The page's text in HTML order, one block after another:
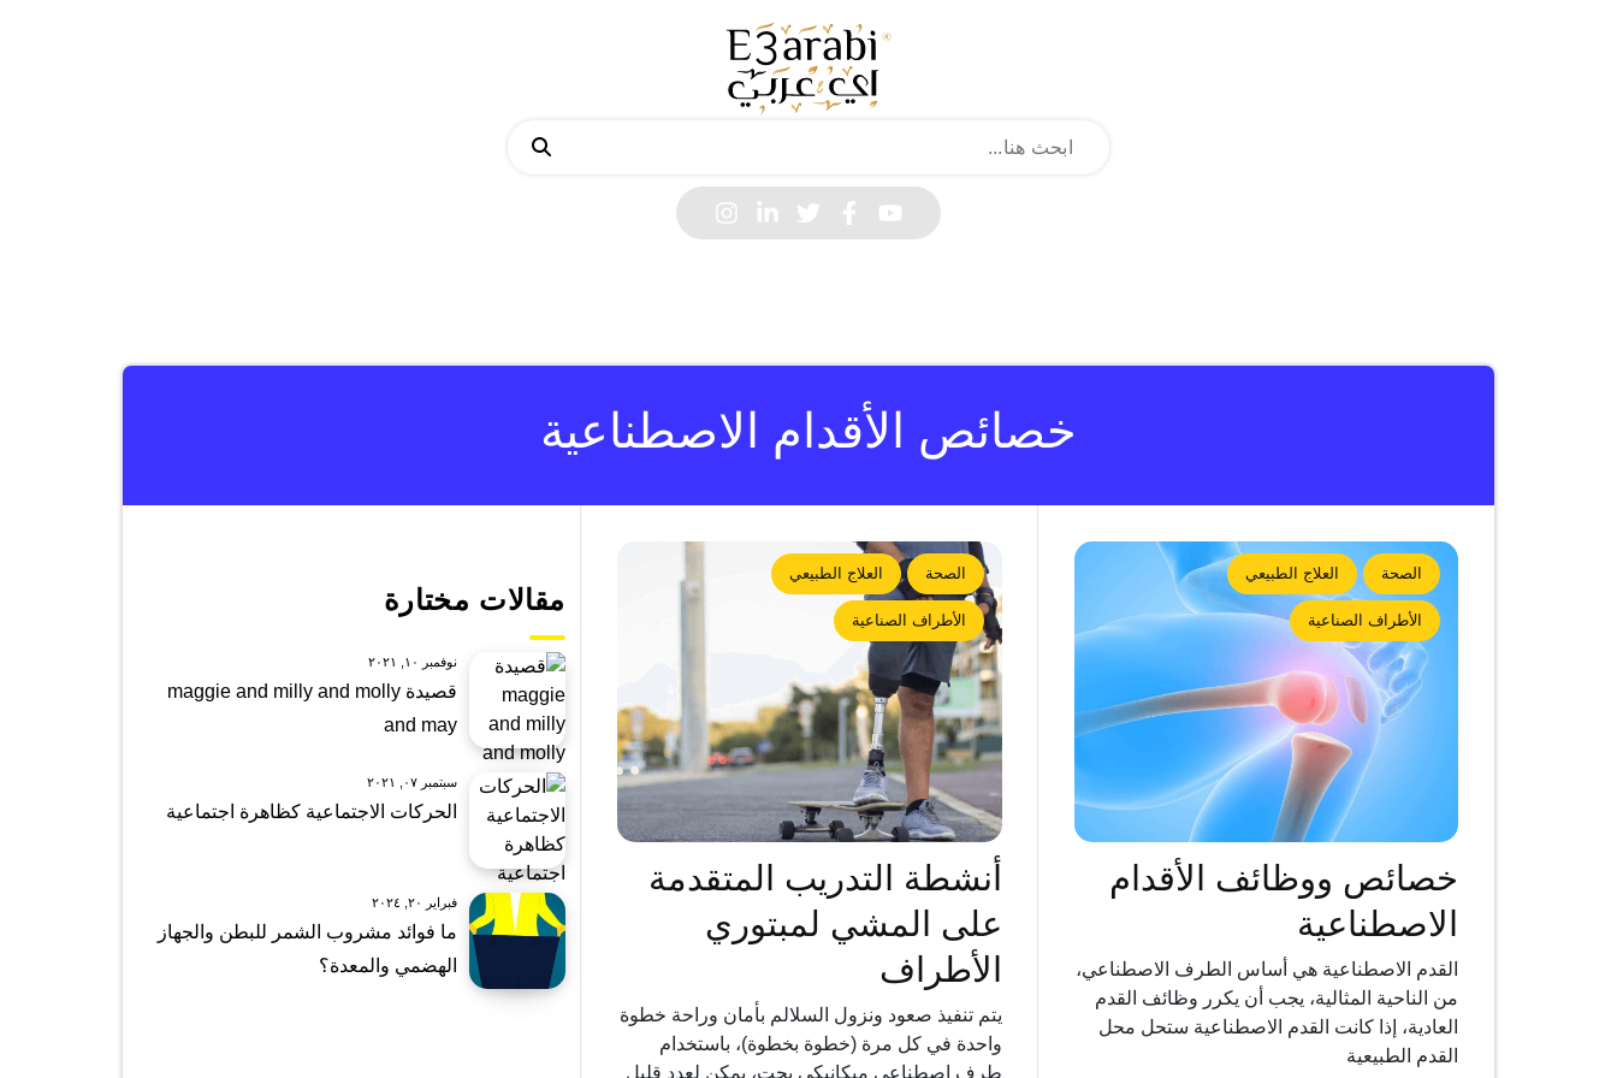
خصائص الأقدام الاصطناعية
الصحة العلاج الطبيعي
الأطراف الصناعية
خصائص ووظائف الأقدام
الاصطناعية
القدم الاصطناعية هي أساس الطرف الاصطناعي،
من الناحية المثالية، يجب أن يكرر وظائف القدم
العادية، إذا كانت القدم الاصطناعية ستحل محل
القدم الطبيعية
الصحة العلاج الطبيعي
الأطراف الصناعية
أنشطة التدريب المتقدمة
على المشي لمبتوري
الأطراف
يتم تنفيذ صعود ونزول السلالم بأمان وراحة خطوة
واحدة في كل مرة (خطوة بخطوة)، باستخدام
طرف اصطناعي ميكانيكي بحت، يمكن لعدد قليل
مقالات مختارة
نوفمبر ١٠, ٢٠٢١
قصيدة maggie and milly and molly
and may
سبتمبر ٠٧, ٢٠٢١
الحركات الاجتماعية كظاهرة اجتماعية
فبراير ٢٠, ٢٠٢٤
ما فوائد مشروب الشمر للبطن والجهاز
الهضمي والمعدة؟